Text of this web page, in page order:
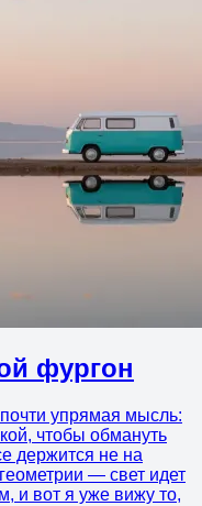
фургон
упрямая мысль:
чтобы обмануть
держится не на
— свет идет
и вот я уже вижу то,